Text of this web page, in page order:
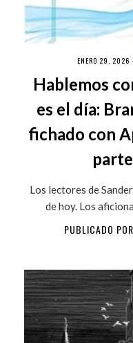
ENERO 29, 2026 ·
Hablemos
es el día:
fichado con
Los lectores de
de hoy. Los
PUBLICADO POR